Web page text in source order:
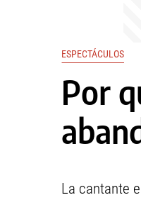
ESPECTÁCULOS
Por
La cantante